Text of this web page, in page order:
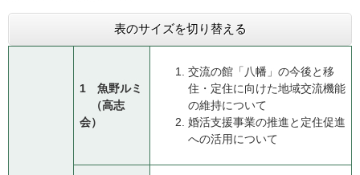
表のサイズを切り替える
1 魚野ルミ
（高志
会）
交流の館「八幡」の今後と移
住・定住に向けた地域交流機能
の維持について
婚活支援事業の推進と定住促進
への活用について